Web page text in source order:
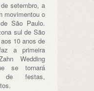
setembro, a
movimentou o
São Paulo.
sul de São
10 anos de
a primeira
Wedding
se tornará
de festas,